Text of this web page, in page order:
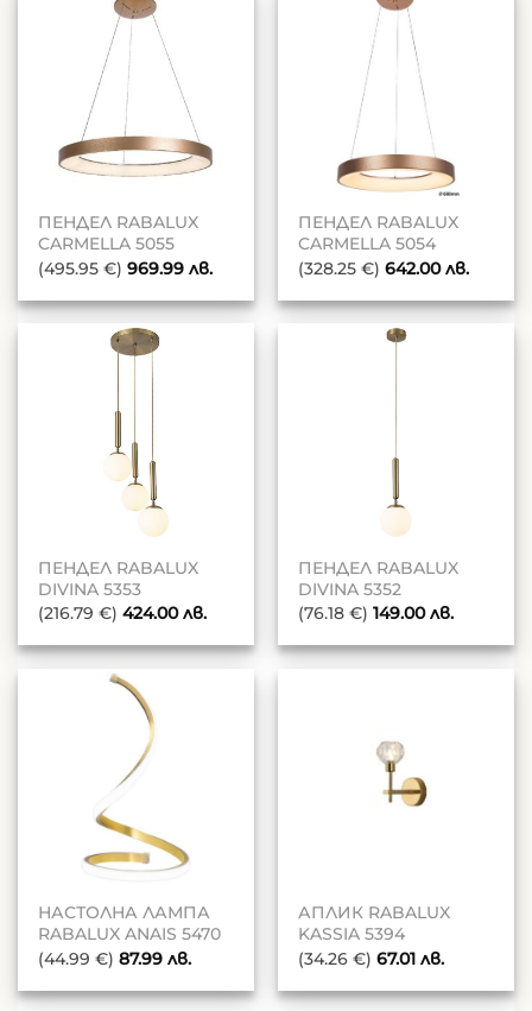
ПЕНДЕЛ RABALUX
CARMELLA 5055
(495.95 €) 969.99лв.
ПЕНДЕЛ RABALUX
CARMELLA 5054
(328.25 €) 642.00лв.
ПЕНДЕЛ RABALUX
DIVINA 5353
(216.79 €) 424.00лв.
ПЕНДЕЛ RABALUX
DIVINA 5352
(76.18 €) 149.00лв.
НАСТОЛНА ЛАМПА
RABALUX ANAIS 5470
(44.99 €) 87.99лв.
АПЛИК RABALUX
KASSIA 5394
(34.26 €) 67.01лв.